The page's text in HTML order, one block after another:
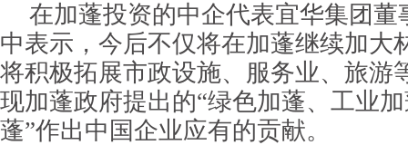
在加蓬投资的中企代表宜华集团董
中表示，今后不仅将在加蓬继续加大
将积极拓展市政设施、服务业、旅游
现加蓬政府提出的“绿色加蓬、工业
蓬”作出中国企业应有的贡献。